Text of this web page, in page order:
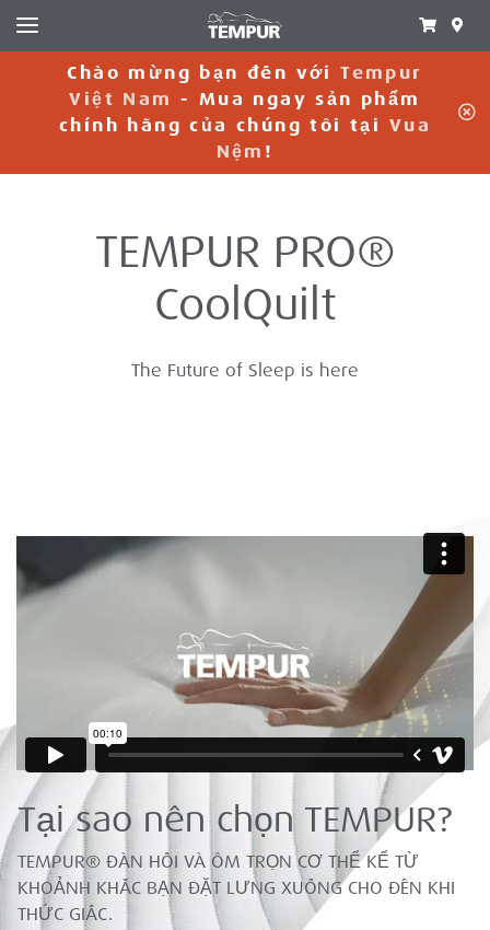
Chào mừng bạn đến vớiTempur
Việt Nam - Mua ngay sản phẩm
chính hãng của chúng tôi tại Vua
Nệm !
TEMPUR PRO®️
CoolQuilt
The Future of Sleep is here
Tại sao nên chọn TEMPUR?
TEMPUR® ĐÀN HỒI VÀ ÔM TRỌN CƠ THỂ KỂ TỪ
KHOẢNH KHẮC BẠN ĐẶT LƯNG XUỐNG CHO ĐẾN KHI
THỨC GIẤC.